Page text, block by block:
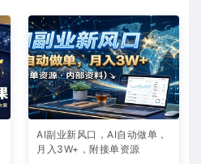
AI副业新风口，AI自动做单，
月入3W+，附接单资源